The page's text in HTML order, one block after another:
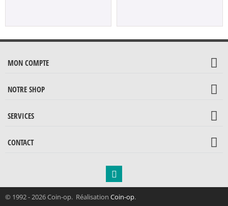
MON COMPTE
NOTRE SHOP
SERVICES
CONTACT
© 1992 - 2026 Coin-op. Réalisation Coin-op.